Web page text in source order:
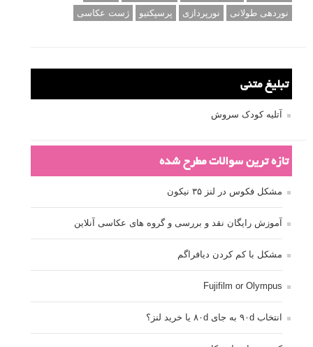
نوردهی طولانی
نورپردازی پرسپکتیو ژست عکاسی
تبلیغ متنی
آتلیه کودک سروش
تازه ترین سوالات مطرح شده
مشکل فکوس در لنز ۳۵ نیکون
آموزش رایگان نقد و بررسی و گروه های عکاسی آنلاین
مشکل با کم کردن دیافراگم
Fujifilm or Olympus
انتخاب ۹۰d به جای ۸۰d یا خرید لنز؟